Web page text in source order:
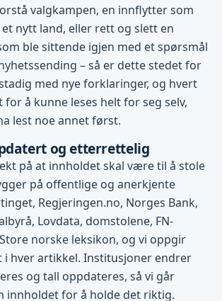
valgkampen, en innflytter som
nytt land, eller rett og slett en
ble sittende igjen med et spørsmål
– så er dette stedet for
med nye forklaringer, og hvert
for å kunne leses helt for seg selv,
lest noe annet først.
og etterrettelig
på at innholdet skal være til å stole
på offentlige og anerkjente
Regjeringen.no, Norges Bank,
Lovdata, domstolene, FN-
norske leksikon, og vi oppgir
i hver artikkel. Institusjoner endrer
og tall oppdateres, så vi går
innholdet for å holde det riktig.